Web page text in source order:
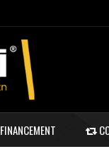
FINANCEMENT